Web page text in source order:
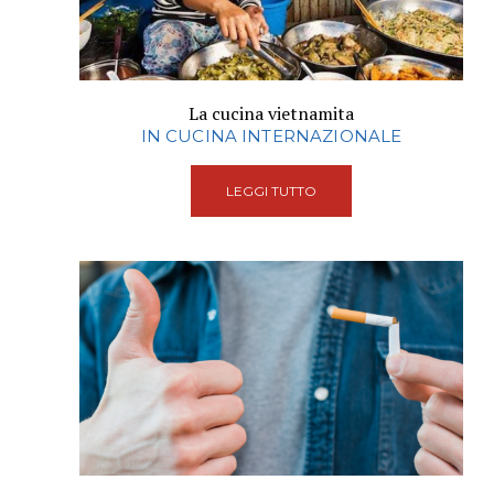
La cucina vietnamita
IN CUCINA INTERNAZIONALE
LEGGI TUTTO